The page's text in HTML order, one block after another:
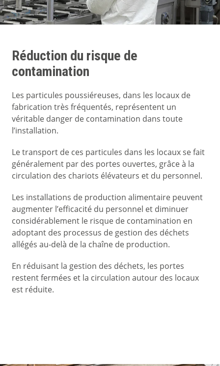
Réduction du risque de
contamination
Les particules poussiéreuses, dans les locaux de
fabrication très fréquentés, représentent un
véritable danger de contamination dans toute
l’installation.
Le transport de ces particules dans les locaux se fait
généralement par des portes ouvertes, grâce à la
circulation des chariots élévateurs et du personnel.
Les installations de production alimentaire peuvent
augmenter l’efficacité du personnel et diminuer
considérablement le risque de contamination en
adoptant des processus de gestion des déchets
allégés au-delà de la chaîne de production.
En réduisant la gestion des déchets, les portes
restent fermées et la circulation autour des locaux
est réduite.